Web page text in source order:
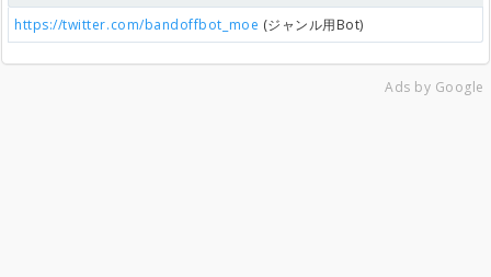
https://twitter.com/bandoffbot_moe (ジャンル用Bot)
Ads by Google